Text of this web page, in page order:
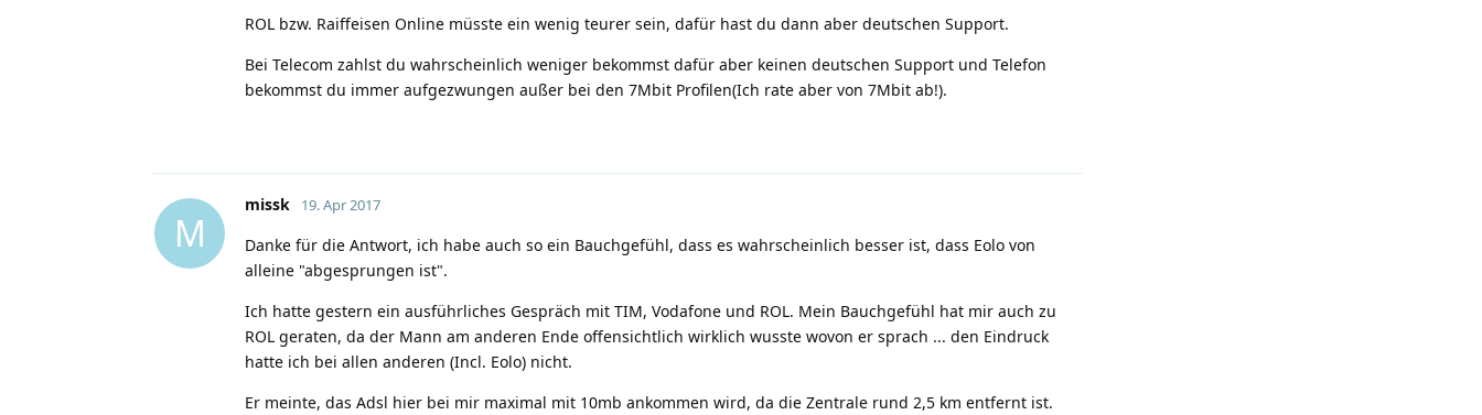
ROL bzw. Raiffeisen Online müsste ein wenig teurer sein, dafür hast du dann aber deutschen Support.
Bei Telecom zahlst du wahrscheinlich weniger bekommst dafür aber keinen deutschen Support und Telefon
bekommst du immer aufgezwungen außer bei den 7Mbit Profilen(Ich rate aber von 7Mbit ab!).
M
missk 19. Apr 2017
Danke für die Antwort, ich habe auch so ein Bauchgefühl, dass es wahrscheinlich besser ist, dass Eolo von
alleine "abgesprungen ist".
Ich hatte gestern ein ausführliches Gespräch mit TIM, Vodafone und ROL. Mein Bauchgefühl hat mir auch zu
ROL geraten, da der Mann am anderen Ende offensichtlich wirklich wusste wovon er sprach ... den Eindruck
hatte ich bei allen anderen (Incl. Eolo) nicht.
Er meinte, das Adsl hier bei mir maximal mit 10mb ankommen wird, da die Zentrale rund 2,5 km entfernt ist.